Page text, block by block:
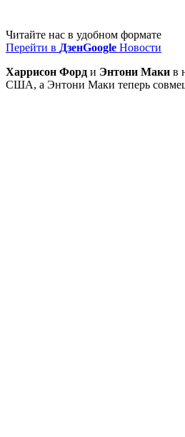
Читайте нас в удобном формате
Перейти в ДзенGoogle Новости
Харрисон Форд и Энтони Маки в
США, а Энтони Маки теперь